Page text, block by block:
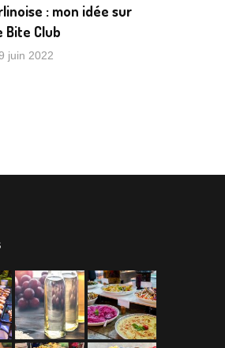
: mon idée sur
Bite Club
juin 2022